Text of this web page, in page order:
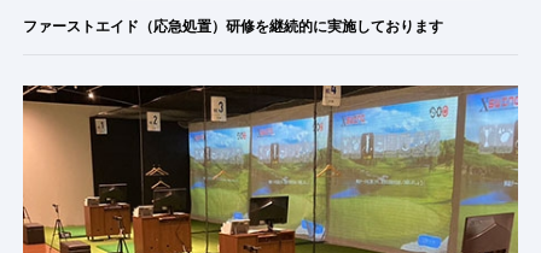
ファーストエイド（応急処置）研修を継続的に実施しております